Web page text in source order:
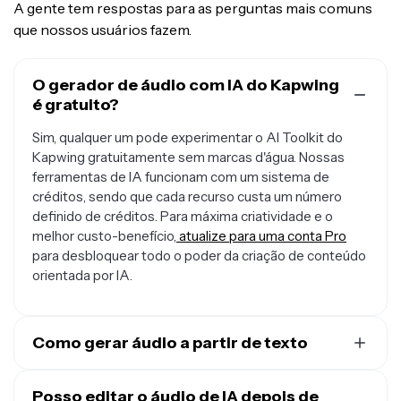
A gente tem respostas para as perguntas mais comuns
que nossos usuários fazem.
O gerador de áudio com IA do Kapwing
é gratuito?
Sim, qualquer um pode experimentar o AI Toolkit do
Kapwing gratuitamente sem marcas d'água. Nossas
ferramentas de IA funcionam com um sistema de
créditos, sendo que cada recurso custa um número
definido de créditos. Para máxima criatividade e o
melhor custo-benefício, atualize para uma conta Pro
para desbloquear todo o poder da criação de conteúdo
orientada por IA.
Como gerar áudio a partir de texto
abra um novo chat. Depois é só digitar um comando
Posso editar o áudio de IA depois de